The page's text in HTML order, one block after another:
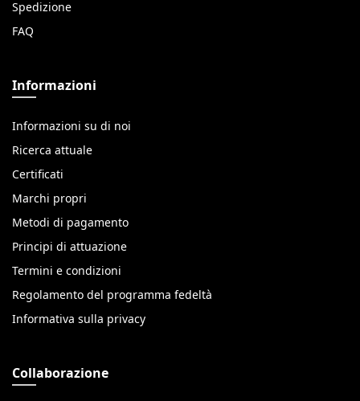
Spedizione
FAQ
Informazioni
Informazioni su di noi
Ricerca attuale
Certificati
Marchi propri
Metodi di pagamento
Principi di attuazione
Termini e condizioni
Regolamento del programma fedeltà
Informativa sulla privacy
Collaborazione